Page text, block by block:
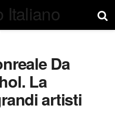
Da
La
artisti